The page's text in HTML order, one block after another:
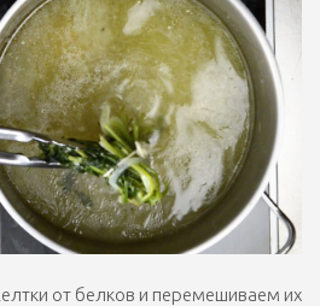
от белков и перемешиваем их